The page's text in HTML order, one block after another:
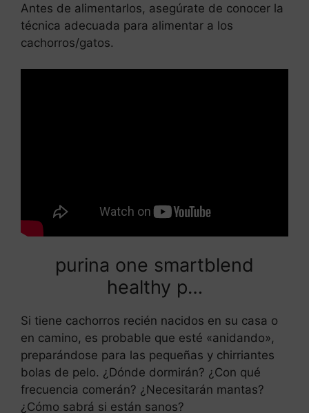
Antes de alimentarlos, asegúrate de conocer la
técnica adecuada para alimentar a los
cachorros/gatos.
purina one smartblend
healthy p…
Si tiene cachorros recién nacidos en su casa o
en camino, es probable que esté «anidando»,
preparándose para las pequeñas y chirriantes
bolas de pelo. ¿Dónde dormirán? ¿Con qué
frecuencia comerán? ¿Necesitarán mantas?
¿Cómo sabrá si están sanos?